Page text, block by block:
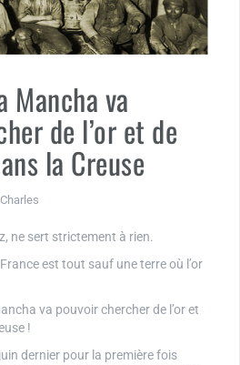
Mancha va
de l’or et de
la Creuse
Charles
ne sert strictement à rien.
est tout sauf une terre où l’or
va pouvoir chercher de l’or et
!
dernier pour la première fois